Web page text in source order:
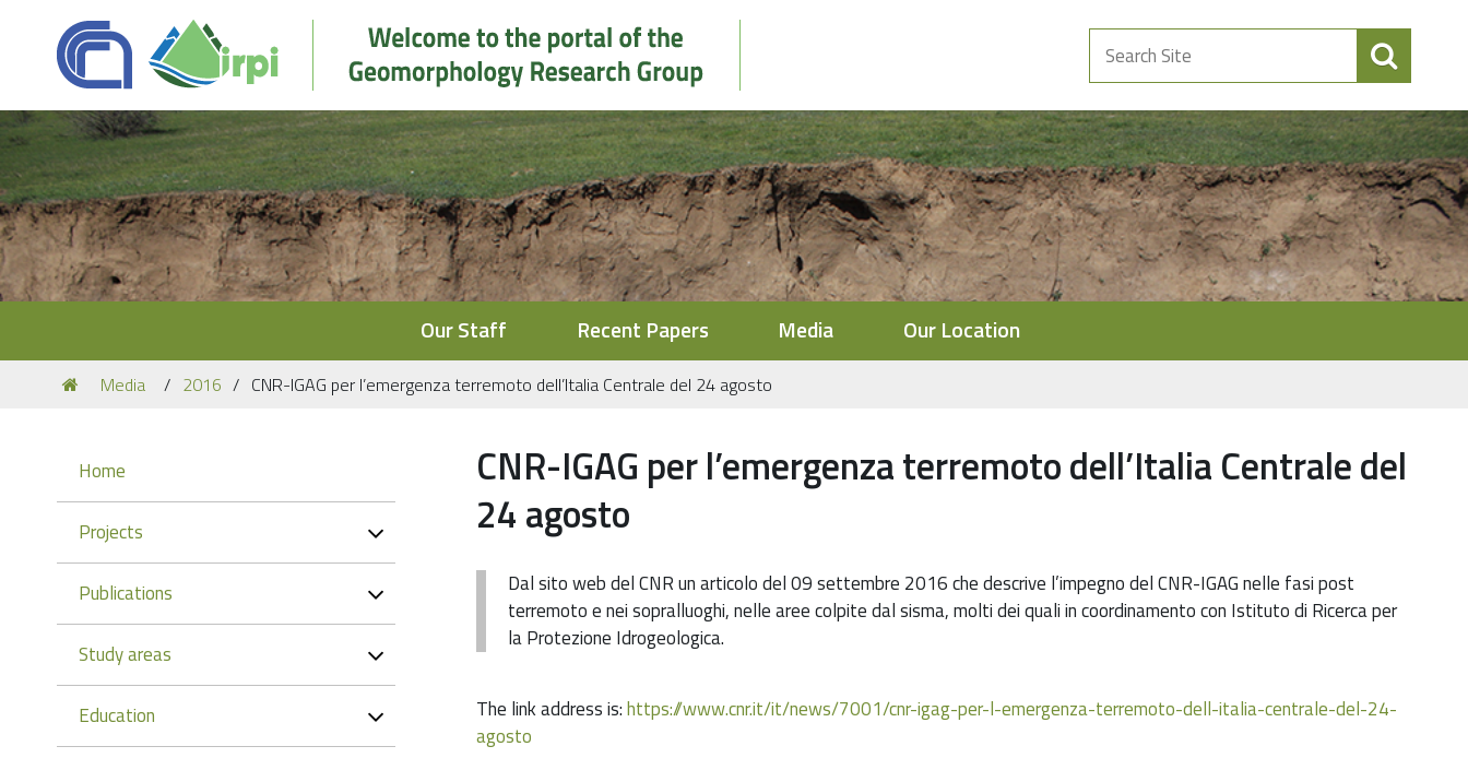
Search
Site
Our Staff Recent Papers Media Our Location
You
are
Media 2016 CNR-IGAG per l’emergenza terremoto dell’Italia Centrale del 24 agosto
CNR-IGAG per l’emergenza terremoto dell’Italia Centrale del
24 agosto
Dal sito web del CNR un articolo del 09 settembre 2016 che descrive l’impegno del CNR-IGAG nelle fasi post
terremoto e nei sopralluoghi, nelle aree colpite dal sisma, molti dei quali in coordinamento con Istituto di Ricerca per
la Protezione Idrogeologica.
The link address is: https://www.cnr.it/it/news/7001/cnr-igag-per-l-emergenza-terremoto-dell-italia-centrale-del-24-
agosto
Navigation
Home
Projects
Publications
Study areas
Education